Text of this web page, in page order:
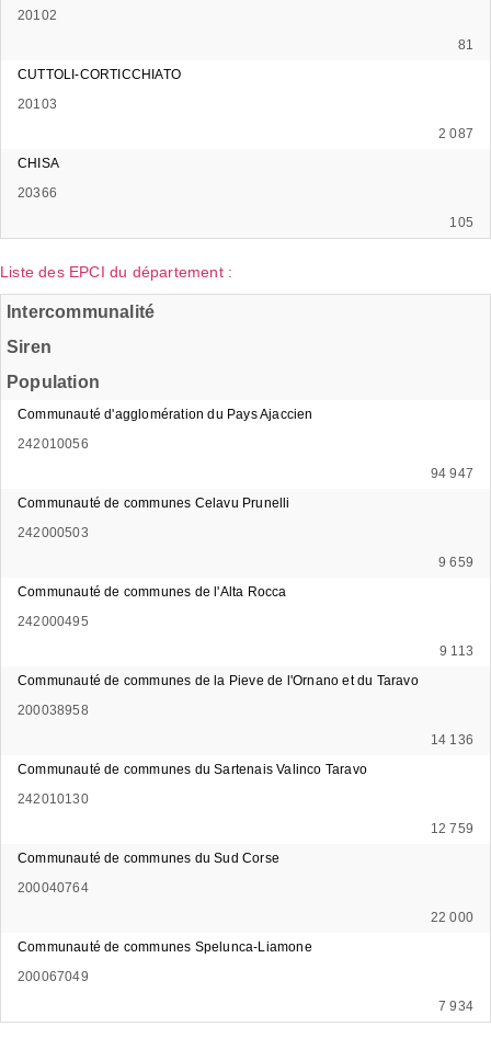
20102
81
CUTTOLI-CORTICCHIATO
20103
2 087
CHISA
20366
105
Liste des EPCI du département :
Intercommunalité
Siren
Population
Communauté d'agglomération du Pays Ajaccien
242010056
94 947
Communauté de communes Celavu Prunelli
242000503
9 659
Communauté de communes de l'Alta Rocca
242000495
9 113
Communauté de communes de la Pieve de l'Ornano et du Taravo
200038958
14 136
Communauté de communes du Sartenais Valinco Taravo
242010130
12 759
Communauté de communes du Sud Corse
200040764
22 000
Communauté de communes Spelunca-Liamone
200067049
7 934